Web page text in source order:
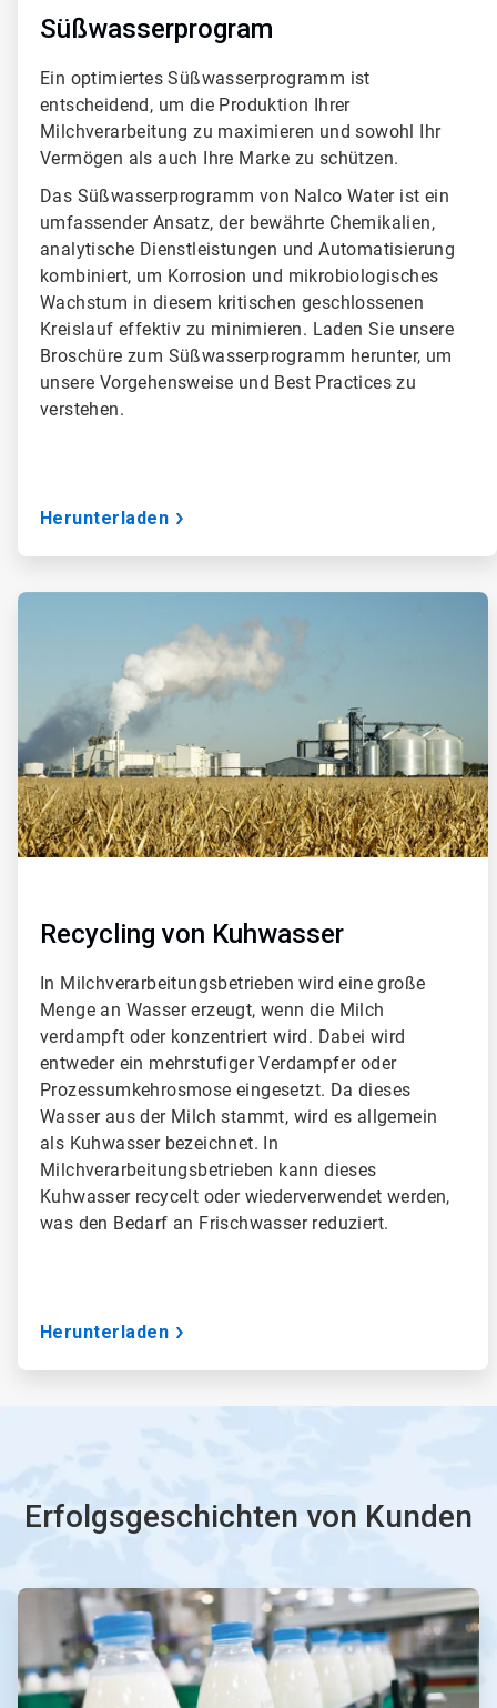
Süßwasserprogram
Ein optimiertes Süßwasserprogramm ist
entscheidend, um die Produktion Ihrer
Milchverarbeitung zu maximieren und sowohl Ihr
Vermögen als auch Ihre Marke zu schützen.
Das Süßwasserprogramm von Nalco Water ist ein
umfassender Ansatz, der bewährte Chemikalien,
analytische Dienstleistungen und Automatisierung
kombiniert, um Korrosion und mikrobiologisches
Wachstum in diesem kritischen geschlossenen
Kreislauf effektiv zu minimieren. Laden Sie unsere
Broschüre zum Süßwasserprogramm herunter, um
unsere Vorgehensweise und Best Practices zu
verstehen.
Herunterladen
A
T
i
l
e
4
v
Recycling von Kuhwasser
In Milchverarbeitungsbetrieben wird eine große
Menge an Wasser erzeugt, wenn die Milch
verdampft oder konzentriert wird. Dabei wird
entweder ein mehrstufiger Verdampfer oder
Prozessumkehrosmose eingesetzt. Da dieses
Wasser aus der Milch stammt, wird es allgemein
als Kuhwasser bezeichnet. In
Milchverarbeitungsbetrieben kann dieses
Kuhwasser recycelt oder wiederverwendet werden,
was den Bedarf an Frischwasser reduziert.
Herunterladen
Erfolgsgeschichten von Kunden
ArticleTile